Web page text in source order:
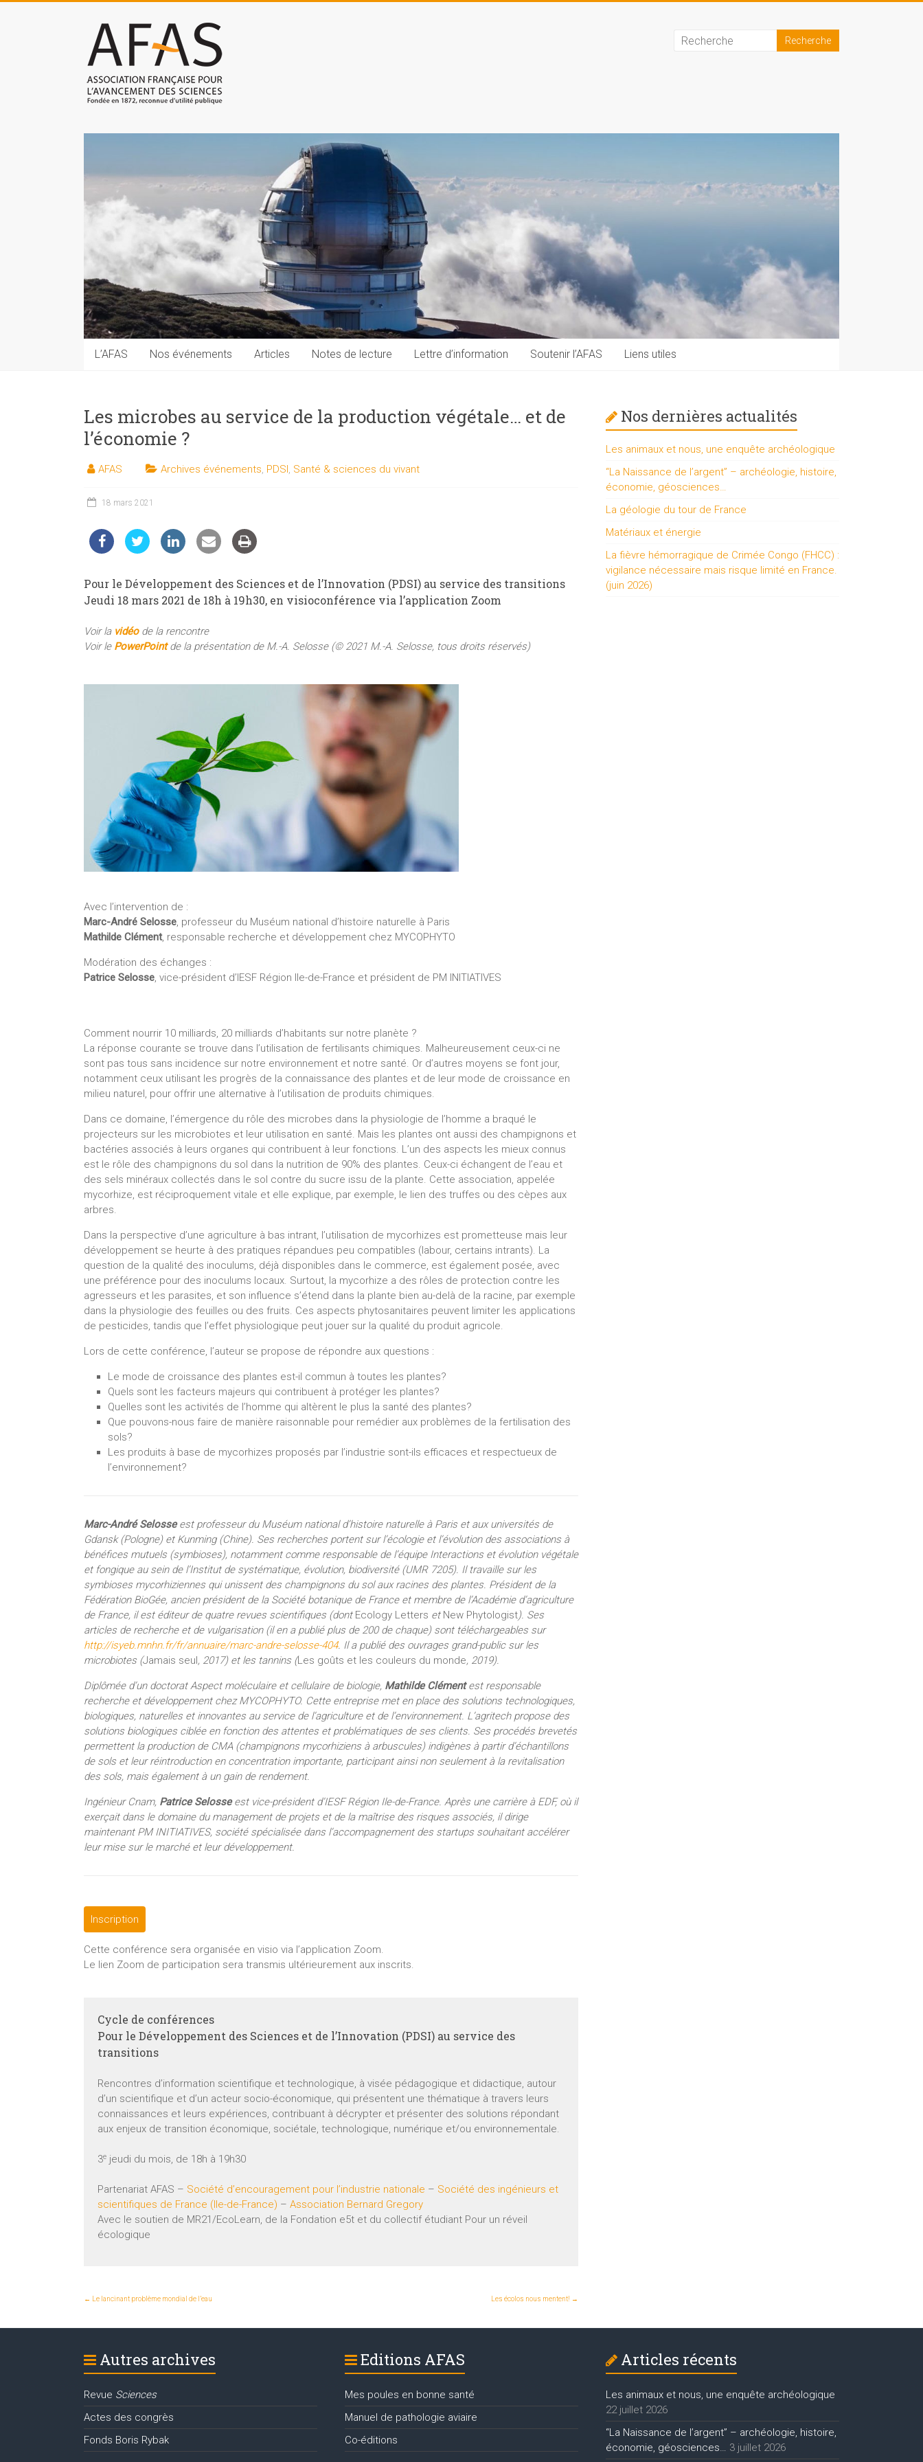
Association
française
pour
sciences
(AFAS)
Promouvoir
sciences
et
les
techniques
auprès
du
public
L’AFAS Nos événements Articles Notes de lecture Lettre d’information Soutenir l’AFAS Liens utiles
Les microbes au service de la production végétale… et de
l’économie ?
AFAS Archives événements, PDSI, Santé & sciences du vivant
18 mars 2021
Pour le Développement des Sciences et de l’Innovation (PDSI) au service des transitions
Jeudi 18 mars 2021 de 18h à 19h30, en visioconférence via l’application Zoom
Voir la vidéode la rencontre
Voir le PowerPointde la présentation de M.-A. Selosse (© 2021 M.-A. Selosse, tous droits réservés)
Avec l’intervention de :
Marc-André Selosse, professeur du Muséum national d’histoire naturelle à Paris
Mathilde Clément, responsable recherche et développement chez MYCOPHYTO
Modération des échanges :
Patrice Selosse, vice-président d’IESF Région Ile-de-France et président de PM INITIATIVES
Comment nourrir 10 milliards, 20 milliards d’habitants sur notre planète ?
La réponse courante se trouve dans l’utilisation de fertilisants chimiques. Malheureusement ceux-ci ne
sont pas tous sans incidence sur notre environnement et notre santé. Or d’autres moyens se font jour,
notamment ceux utilisant les progrès de la connaissance des plantes et de leur mode de croissance en
milieu naturel, pour offrir une alternative à l’utilisation de produits chimiques.
Dans ce domaine, l’émergence du rôle des microbes dans la physiologie de l’homme a braqué le
projecteurs sur les microbiotes et leur utilisation en santé. Mais les plantes ont aussi des champignons et
bactéries associés à leurs organes qui contribuent à leur fonctions. L’un des aspects les mieux connus
est le rôle des champignons du sol dans la nutrition de 90% des plantes. Ceux-ci échangent de l’eau et
des sels minéraux collectés dans le sol contre du sucre issu de la plante. Cette association, appelée
mycorhize, est réciproquement vitale et elle explique, par exemple, le lien des truffes ou des cèpes aux
arbres.
Dans la perspective d’une agriculture à bas intrant, l’utilisation de mycorhizes est prometteuse mais leur
développement se heurte à des pratiques répandues peu compatibles (labour, certains intrants). La
question de la qualité des inoculums, déjà disponibles dans le commerce, est également posée, avec
une préférence pour des inoculums locaux. Surtout, la mycorhize a des rôles de protection contre les
agresseurs et les parasites, et son influence s’étend dans la plante bien au-delà de la racine, par exemple
dans la physiologie des feuilles ou des fruits. Ces aspects phytosanitaires peuvent limiter les applications
de pesticides, tandis que l’effet physiologique peut jouer sur la qualité du produit agricole.
Lors de cette conférence, l’auteur se propose de répondre aux questions :
Le mode de croissance des plantes est-il commun à toutes les plantes?
Quels sont les facteurs majeurs qui contribuent à protéger les plantes?
Quelles sont les activités de l’homme qui altèrent le plus la santé des plantes?
Que pouvons-nous faire de manière raisonnable pour remédier aux problèmes de la fertilisation des
sols?
Les produits à base de mycorhizes proposés par l’industrie sont-ils efficaces et respectueux de
l’environnement?
Marc-André Selosseest professeur du Muséum national d’histoire naturelle à Paris et aux universités de
Gdansk (Pologne) et Kunming (Chine). Ses recherches portent sur l’écologie et l’évolution des associations à
bénéfices mutuels (symbioses), notamment comme responsable de l’équipe Interactions et évolution végétale
et fongique au sein de l’Institut de systématique, évolution, biodiversité (UMR 7205). Il travaille sur les
symbioses mycorhiziennes qui unissent des champignons du sol aux racines des plantes. Président de la
Fédération BioGée, ancien président de la Société botanique de France et membre de l’Académie d’agriculture
de France, il est éditeur de quatre revues scientifiques (dont Ecology Letters et New Phytologist). Ses
articles de recherche et de vulgarisation (il en a publié plus de 200 de chaque) sont téléchargeables sur
http://isyeb.mnhn.fr/fr/annuaire/marc-andre-selosse-404. Il a publié des ouvrages grand-public sur les
microbiotes (Jamais seul, 2017) et les tannins (Les goûts et les couleurs du monde, 2019).
Diplômée d’un doctorat Aspect moléculaire et cellulaire de biologie, Mathilde Clémentest responsable
recherche et développement chez MYCOPHYTO. Cette entreprise met en place des solutions technologiques,
biologiques, naturelles et innovantes au service de l’agriculture et de l’environnement. L’agritech propose des
solutions biologiques ciblée en fonction des attentes et problématiques de ses clients. Ses procédés brevetés
permettent la production de CMA (champignons mycorhiziens à arbuscules) indigènes à partir d’échantillons
de sols et leur réintroduction en concentration importante, participant ainsi non seulement à la revitalisation
des sols, mais également à un gain de rendement.
Ingénieur Cnam, Patrice Selosseest vice-président d’IESF Région Ile-de-France. Après une carrière à EDF, où il
exerçait dans le domaine du management de projets et de la maîtrise des risques associés, il dirige
maintenant PM INITIATIVES, société spécialisée dans l’accompagnement des startups souhaitant accélérer
leur mise sur le marché et leur développement.
Inscription
Cette conférence sera organisée en visio via l’application Zoom.
Le lien Zoom de participation sera transmis ultérieurement aux inscrits.
Cycle de conférences
Pour le Développement des Sciences et de l’Innovation (PDSI) au service des
transitions
Rencontres d’information scientifique et technologique, à visée pédagogique et didactique, autour
d’un scientifique et d’un acteur socio-économique, qui présentent une thématique à travers leurs
connaissances et leurs expériences, contribuant à décrypter et présenter des solutions répondant
aux enjeux de transition économique, sociétale, technologique, numérique et/ou environnementale.
3e jeudi du mois, de 18h à 19h30
Partenariat AFAS – Société d’encouragement pour l’industrie nationale – Société des ingénieurs et
scientifiques de France (Ile-de-France) – Association Bernard Gregory
Avec le soutien de MR21/EcoLearn, de la Fondation e5t et du collectif étudiant Pour un réveil
écologique
← Le lancinant problème mondial de l’eau Les écolos nous mentent! →
Nos dernières actualités
Les animaux et nous, une enquête archéologique
“La Naissance de l’argent” – archéologie, histoire,
économie, géosciences…
La géologie du tour de France
Matériaux et énergie
La fièvre hémorragique de Crimée Congo (FHCC) :
vigilance nécessaire mais risque limité en France.
(juin 2026)
Autres archives
Revue Sciences
Actes des congrès
Fonds Boris Rybak
Editions AFAS
Mes poules en bonne santé
Manuel de pathologie aviaire
Co-éditions
Articles récents
Les animaux et nous, une enquête archéologique
22 juillet 2026
“La Naissance de l’argent” – archéologie, histoire,
économie, géosciences… 3 juillet 2026